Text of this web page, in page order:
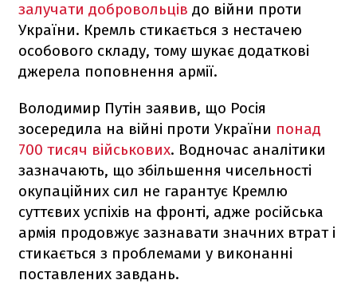
залучати добровольців до війни проти
України. Кремль стикається з нестачею
особового складу, тому шукає додаткові
джерела поповнення армії.
Володимир Путін заявив, що Росія
зосередила на війні проти України понад
700 тисяч військових. Водночас аналітики
зазначають, що збільшення чисельності
окупаційних сил не гарантує Кремлю
суттєвих успіхів на фронті, адже російська
армія продовжує зазнавати значних втрат і
стикається з проблемами у виконанні
поставлених завдань.